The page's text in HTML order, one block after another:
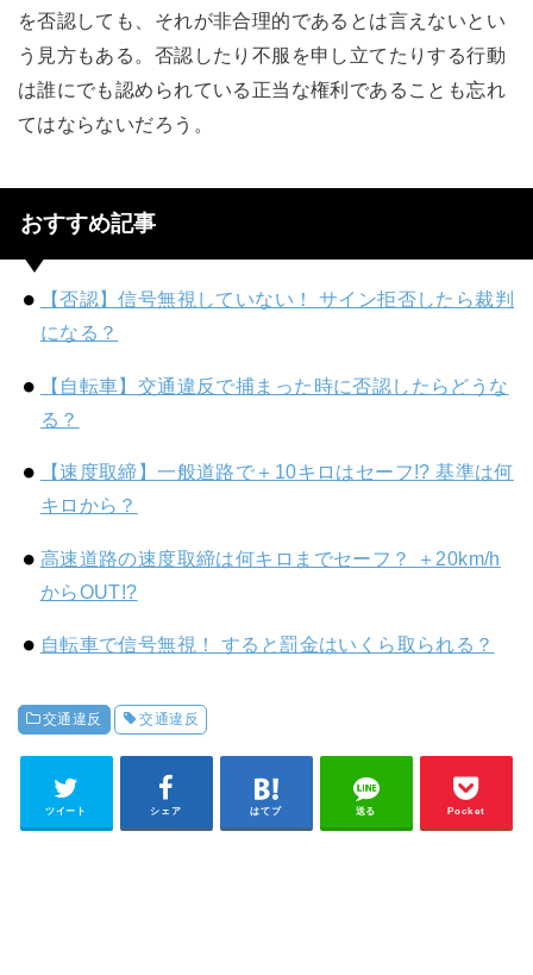
を否認しても、それが非合理的であるとは言えないとい
う見方もある。否認したり不服を申し立てたりする行動
は誰にでも認められている正当な権利であることも忘れ
てはならないだろう。
おすすめ記事
【否認】信号無視していない！ サイン拒否したら裁判
になる？
【自転車】交通違反で捕まった時に否認したらどうな
る？
【速度取締】一般道路で＋10キロはセーフ!? 基準は何
キロから？
高速道路の速度取締は何キロまでセーフ？ ＋20km/h
からOUT!?
自転車で信号無視！ すると罰金はいくら取られる？
交通違反 交通違反
ツイート シェア はてブ 送る Pocket